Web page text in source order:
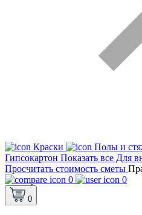
Краски Полы и
Гипсокартон Показать все Для
Просчитать стоимость сметы
0
0
0